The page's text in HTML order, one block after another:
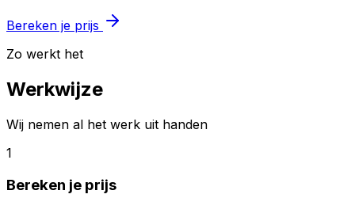
Bereken je prijs
Zo werkt het
Werkwijze
Wij nemen al het werk uit handen
1
Bereken je prijs